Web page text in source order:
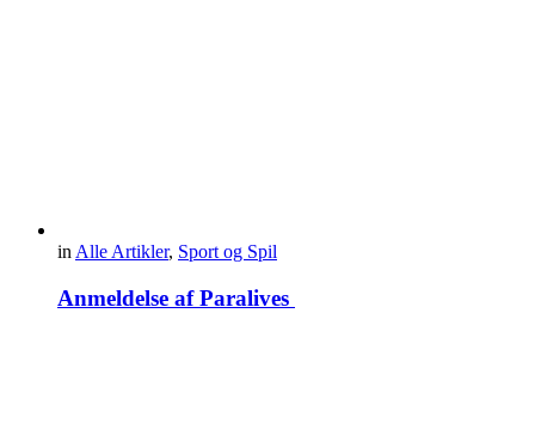
inAlle Artikler, Sport og Spil
Anmeldelse af Paralives